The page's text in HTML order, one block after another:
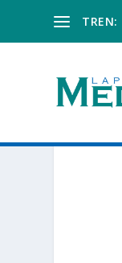
TREN: